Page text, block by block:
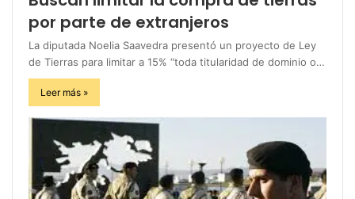
por parte de extranjeros
La diputada Noelia Saavedra presentó un proyecto de Ley
de Tierras para limitar a 15% “toda titularidad de dominio o…
Leer más »